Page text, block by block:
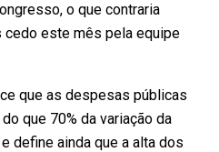
o que contraria
este mês pela equipe
que as despesas públicas
que 70% da variação da
define ainda que a alta dos